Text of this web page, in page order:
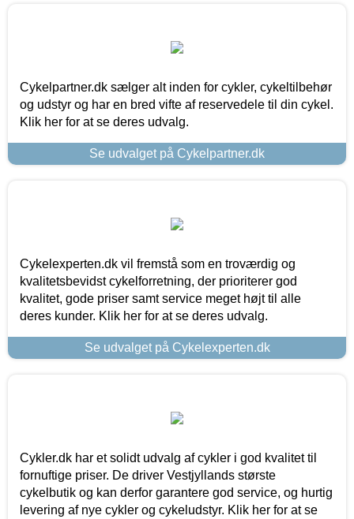
Cykelpartner.dk sælger alt inden for cykler, cykeltilbehør
og udstyr og har en bred vifte af reservedele til din cykel.
Klik her for at se deres udvalg.
Se udvalget på Cykelpartner.dk
Cykelexperten.dk vil fremstå som en troværdig og
kvalitetsbevidst cykelforretning, der prioriterer god
kvalitet, gode priser samt service meget højt til alle
deres kunder. Klik her for at se deres udvalg.
Se udvalget på Cykelexperten.dk
Cykler.dk har et solidt udvalg af cykler i god kvalitet til
fornuftige priser. De driver Vestjyllands største
cykelbutik og kan derfor garantere god service, og hurtig
levering af nye cykler og cykeludstyr. Klik her for at se